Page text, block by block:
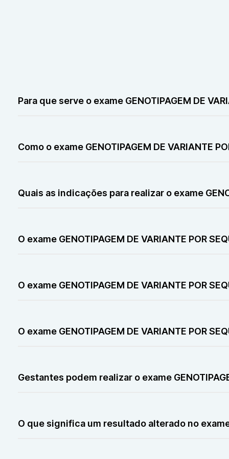
Para que serve o exame GENOTIPAGEM DE
uma variante já suspeita, investigar doenças
Como o exame GENOTIPAGEM DE VARIANTE
a indicação. O DNA é extraído e analisado em
Quais as indicações para realizar o exame
uma alteração previamente identificada. Também
O exame GENOTIPAGEM DE VARIANTE POR
desconforto rápido da picada da agulha. Em outros
O exame GENOTIPAGEM DE VARIANTE POR
laboratorial, os cuidados estão principalmente
O exame GENOTIPAGEM DE VARIANTE POR
genético presente na amostra coletada.
Gestantes podem realizar o exame
exame não envolve radiação nem exposição a
O que significa um resultado alterado no exame